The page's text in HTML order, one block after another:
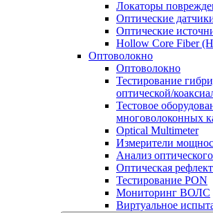
Локаторы
Оптические
Оптические
Hollow Core Fiber
Оптоволокно
Оптоволокно
Тестирование
оптической/
Тестовое
многоволоконных
Optical Multimeter
Измерители
Анализ
Оптическая
Тестирование PON
Мониторинг ВОЛС
Виртуальное